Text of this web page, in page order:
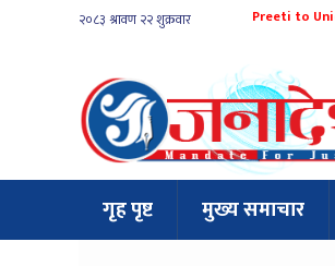
Preeti to
गृह पृष्ट मुख्य समाचार